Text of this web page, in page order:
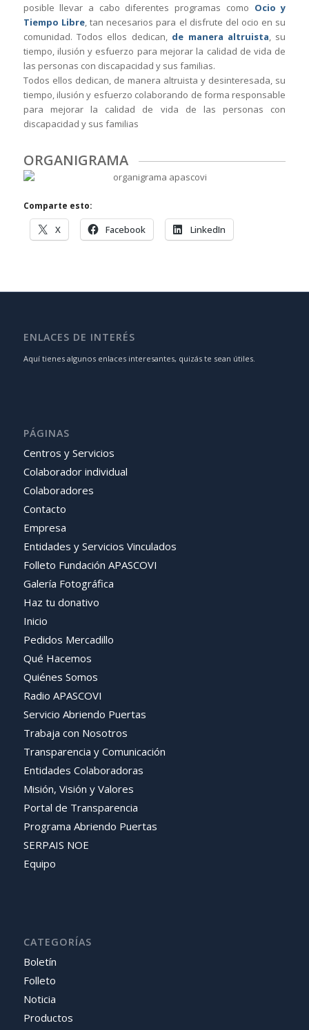
posible llevar a cabo diferentes programas como Ocio y
Tiempo Libre, tan necesarios para el disfrute del ocio en su
comunidad. Todos ellos dedican, de manera altruista, su
tiempo, ilusión y esfuerzo para mejorar la calidad de vida de
las personas con discapacidad y sus familias.
Todos ellos dedican, de manera altruista y desinteresada, su
tiempo, ilusión y esfuerzo colaborando de forma responsable
para mejorar la calidad de vida de las personas con
discapacidad y sus familias
ORGANIGRAMA
Comparte esto:
X Facebook LinkedIn
ENLACES DE INTERÉS
Aquí tienes algunos enlaces interesantes, quizás te sean útiles.
PÁGINAS
Centros y Servicios
Colaborador individual
Colaboradores
Contacto
Empresa
Entidades y Servicios Vinculados
Folleto Fundación APASCOVI
Galería Fotográfica
Haz tu donativo
Inicio
Pedidos Mercadillo
Qué Hacemos
Quiénes Somos
Radio APASCOVI
Servicio Abriendo Puertas
Trabaja con Nosotros
Transparencia y Comunicación
Entidades Colaboradoras
Misión, Visión y Valores
Portal de Transparencia
Programa Abriendo Puertas
SERPAIS NOE
Equipo
CATEGORÍAS
Boletín
Folleto
Noticia
Productos